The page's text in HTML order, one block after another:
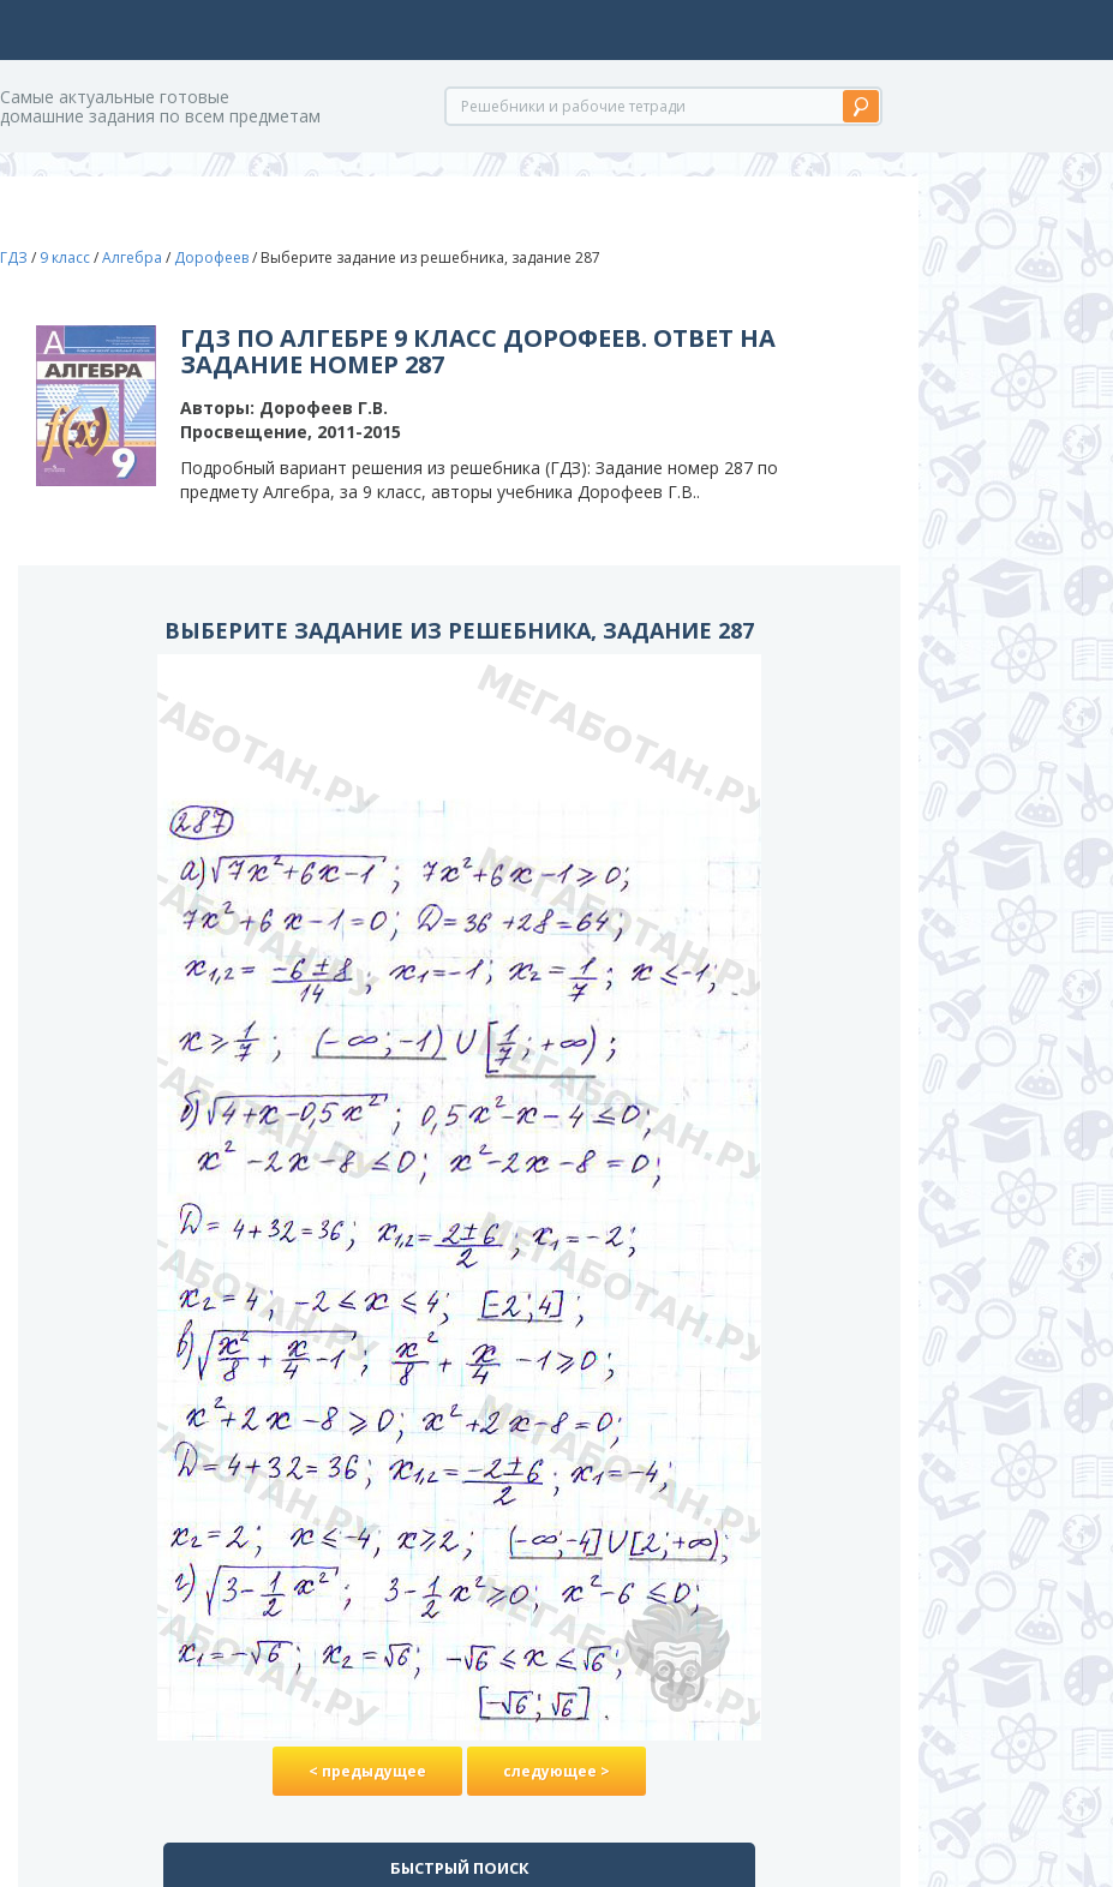
Cамые актуальные готовые
домашние задания по всем предметам
ГДЗ / 9 класс/Алгебра / Дорофеев/ Выберите задание из решебника, задание 287
ГДЗ ПО АЛГЕБРЕ 9 КЛАСС ДОРОФЕЕВ. ОТВЕТ НА
ЗАДАНИЕ НОМЕР 287
Авторы: Дорофеев Г.В.
Просвещение, 2011-2015
Подробный вариант решения из решебника (ГДЗ): Задание номер 287 по
предмету Алгебра, за 9 класс, авторы учебника Дорофеев Г.В..
ВЫБЕРИТЕ ЗАДАНИЕ ИЗ РЕШЕБНИКА, ЗАДАНИЕ 287
< предыдущее следующее >
БЫСТРЫЙ ПОИСК